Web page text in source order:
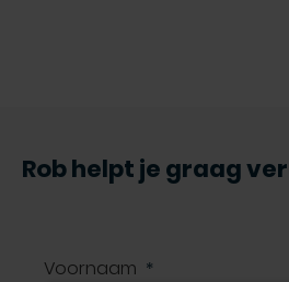
Rob helpt je graag
Voornaam